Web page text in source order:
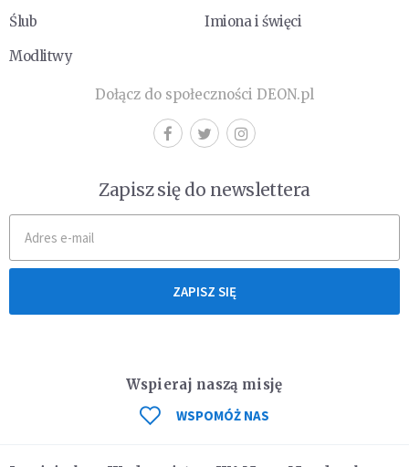
Ślub
Imiona i święci
Modlitwy
Dołącz do społeczności DEON.pl
Zapisz się do newslettera
ZAPISZ SIĘ
Wspieraj naszą misję
WSPOMÓŻ NAS